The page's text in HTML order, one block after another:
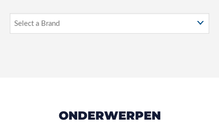
ONDERWERPEN